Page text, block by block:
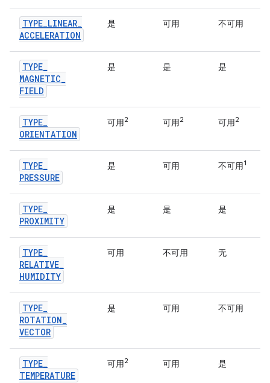
TYPE_LINEAR_
ACCELERATION
是 可用 不可用
TYPE_
MAGNETIC_
FIELD
是 是 是
TYPE_
ORIENTATION
可用2 可用2 可用2
TYPE_
PRESSURE
是 可用 不可用1
TYPE_
PROXIMITY
是 是 是
TYPE_
RELATIVE_
HUMIDITY
可用 不可用 无
TYPE_
ROTATION_
VECTOR
是 可用 不可用
TYPE_
TEMPERATURE
可用2 可用 是